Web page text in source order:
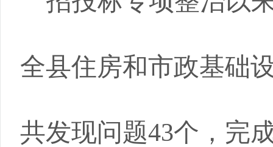
全县住房和市政基础
共发现问题43个，完